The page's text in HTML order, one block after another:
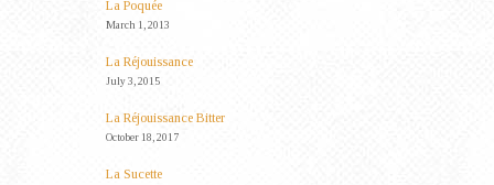
La Poquée
March 1, 2013
La Réjouissance
July 3, 2015
La Réjouissance Bitter
October 18, 2017
La Sucette